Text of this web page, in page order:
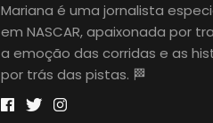
Mariana é uma jornalista
em NASCAR, apaixonada por
a emoção das corridas e as
por trás das pistas. 🏁